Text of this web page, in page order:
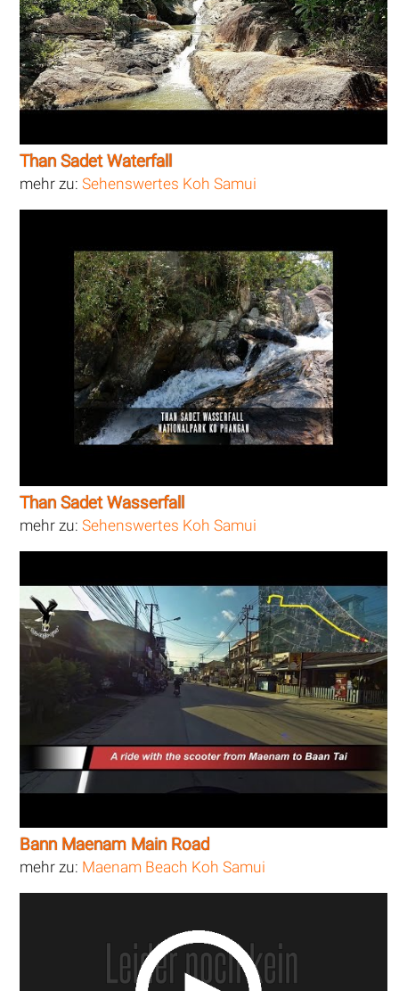
Than Sadet Waterfall
mehr zu:Sehenswertes Koh Samui
Than Sadet Wasserfall
mehr zu:Sehenswertes Koh Samui
Bann Maenam Main Road
mehr zu: Maenam Beach Koh Samui